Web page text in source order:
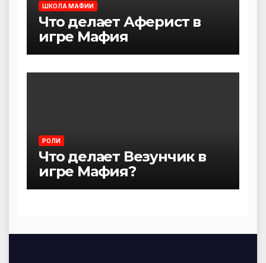
ШКОЛА МАФИИ
Что делает Аферист в
игре Мафия
РОЛИ
Что делает Везунчик в
игре Мафия?